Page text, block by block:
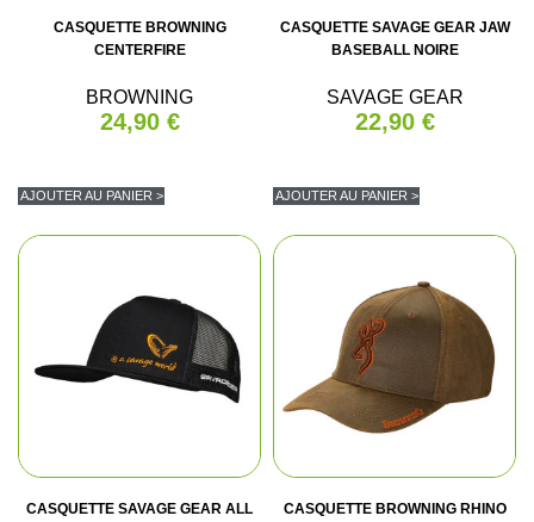
CASQUETTE BROWNING
CENTERFIRE
BROWNING
24,90 €
AJOUTER AU PANIER >
CASQUETTE SAVAGE GEAR JAW
BASEBALL NOIRE
SAVAGE GEAR
22,90 €
AJOUTER AU PANIER >
CASQUETTE SAVAGE GEAR ALL
CASQUETTE BROWNING RHINO